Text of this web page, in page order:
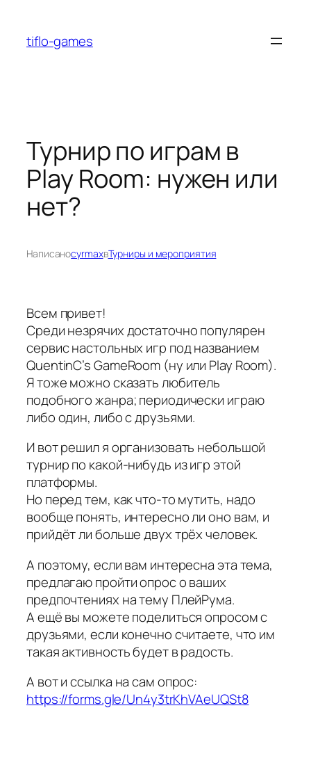
содержимому
tiflo-games
Турнир по играм в
Play Room: нужен или
нет?
НаписаноcyrmaxвТурниры и мероприятия
Всем привет!
Среди незрячих достаточно популярен
сервис настольных игр под названием
QuentinC’s GameRoom (ну или Play Room).
Я тоже можно сказать любитель
подобного жанра; периодически играю
либо один, либо с друзьями.
И вот решил я организовать небольшой
турнир по какой-нибудь из игр этой
платформы.
Но перед тем, как что-то мутить, надо
вообще понять, интересно ли оно вам, и
прийдёт ли больше двух трёх человек.
А поэтому, если вам интересна эта тема,
предлагаю пройти опрос о ваших
предпочтениях на тему ПлейРума.
А ещё вы можете поделиться опросом с
друзьями, если конечно считаете, что им
такая активность будет в радость.
А вот и ссылка на сам опрос:
https://forms.gle/Un4y3trKhVAeUQSt8